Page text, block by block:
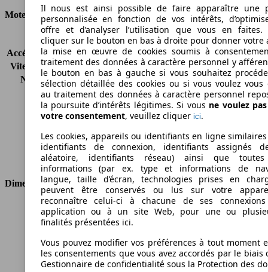
Moteur et Puissance
KW (CH)
68 kW (92 PS)
Accélération (0-100 km/h) -
Vitesse maximale (km/h) 163 km/h
Nombre de vitesses
5
Couple
130 nm
Cylindrée
1596 ccm
Carburant
Autres
Cylindres
Transmission
Boîte manuelle
Type de traction
Traction avant
Dimensions
Longueur
4633 mm
Hauteur
Empattement
2583 mm
Poids maximum
2070 kg
Il nous est ainsi possible de faire apparaître une
personnalisée en fonction de vos intérêts,
offre et d’analyser l’utilisation que vous en faites.
cliquer sur le bouton en bas à droite pour donner votre
la mise en œuvre de cookies soumis à
traitement des données à caractère personnel y
le bouton en bas à gauche si vous souhaitez
sélection détaillée des cookies ou si vous voulez vous
au traitement des données à caractère personnel
la poursuite d’intérêts légitimes. Si vous ne voulez
votre consentement, veuillez cliquer ici.
Les cookies, appareils ou identifiants en ligne
identifiants de connexion, identifiants assignés
aléatoire, identifiants réseau) ainsi que
informations (par ex. type et informations de
langue, taille d’écran, technologies prises en
peuvent être conservés ou lus sur votre
reconnaître celui-ci à chacune de ses
application ou à un site Web, pour une ou
finalités présentées ici.
Vous pouvez modifier vos préférences à tout moment
les consentements que vous avez accordés par le biais
Gestionnaire de confidentialité sous la Protection des